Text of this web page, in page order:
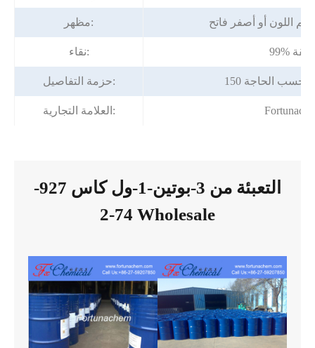
مظهر: اللون أو أصفر فاتح
نقاء: دقيقة
حزمة التفاصيل: أو حسب الحاجة
العلامة التجارية:
التعبئة من 3-بوتين-1-ول كاس 927-
74-2 Wholesale